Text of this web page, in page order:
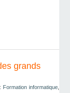
grands
Formation informatique,